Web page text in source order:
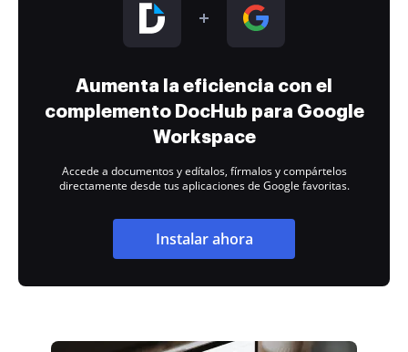
Aumenta la eficiencia con el
complemento DocHub para Google
Workspace
Accede a documentos y edítalos, fírmalos y compártelos
directamente desde tus aplicaciones de Google favoritas.
Instalar ahora